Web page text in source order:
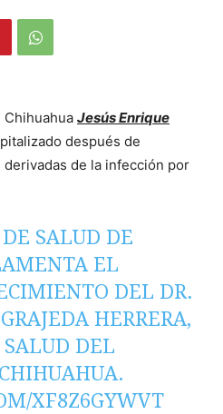
Jesús Enrique
después de
de la infección por
SALUD DE
EL
DEL DR.
HERRERA,
SALUD DEL
.
XF8Z6GYWVT